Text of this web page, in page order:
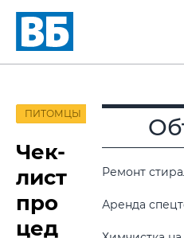
ПИТОМЦЫ
Чек-
лист
про
цед
Ремонт
Аренда